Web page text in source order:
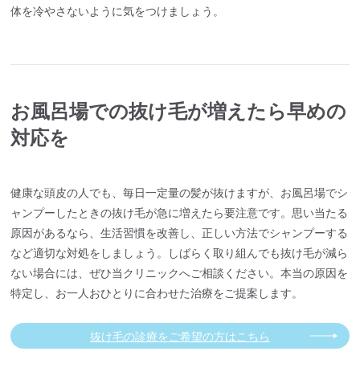
体を冷やさないように気をつけましょう。
お風呂場での抜け毛が増えたら早めの
対応を
健康な頭皮の人でも、毎日一定量の髪が抜けますが、お風呂場でシ
ャンプーしたときの抜け毛が急に増えたら要注意です。思い当たる
原因があるなら、生活習慣を改善し、正しい方法でシャンプーする
など適切な対処をしましょう。しばらく取り組んでも抜け毛が減ら
ない場合には、ぜひ当クリニックへご相談ください。本当の原因を
特定し、お一人おひとりに合わせた治療をご提案します。
抜け毛の診療をご希望の方はこちら